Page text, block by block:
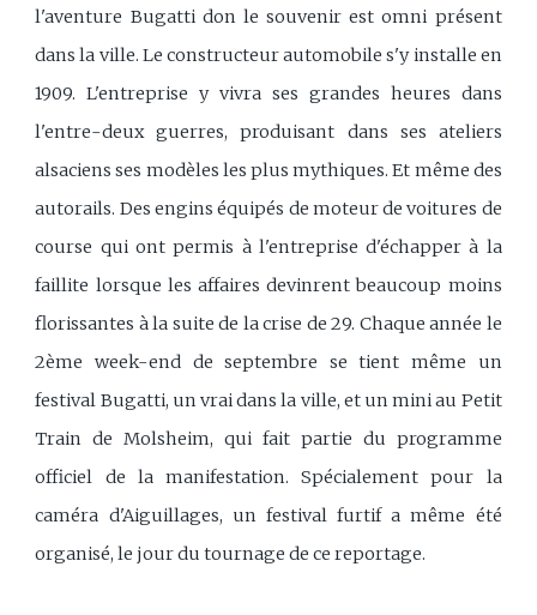
l'aventure Bugatti don le souvenir est omni présent
dans la ville. Le constructeur automobile s'y installe en
1909. L'entreprise y vivra ses grandes heures dans
l'entre-deux guerres, produisant dans ses ateliers
alsaciens ses modèles les plus mythiques. Et même des
autorails. Des engins équipés de moteur de voitures de
course qui ont permis à l'entreprise d'échapper à la
faillite lorsque les affaires devinrent beaucoup moins
florissantes à la suite de la crise de 29. Chaque année le
2ème week-end de septembre se tient même un
festival Bugatti, un vrai dans la ville, et un mini au Petit
Train de Molsheim, qui fait partie du programme
officiel de la manifestation. Spécialement pour la
caméra d'Aiguillages, un festival furtif a même été
organisé, le jour du tournage de ce reportage.